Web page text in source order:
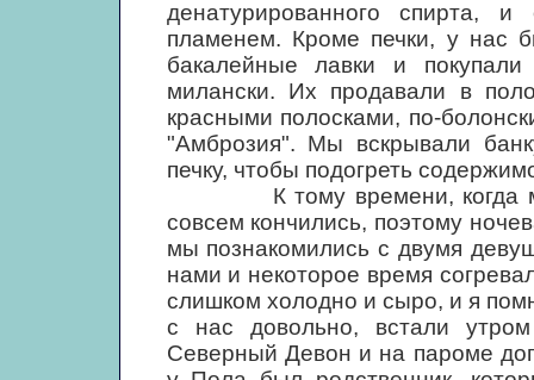
денатурированного спирта,
пламенем. Кроме печки, у нас
бакалейные лавки и
милански. Их продавали в
красными полосками, по-
"Амброзия". Мы вскрывали
печку, чтобы подогреть
К тому времени, когда мы
совсем кончились, поэтому
мы познакомились с двумя
нами и некоторое время
слишком холодно и сыро, и я
с нас довольно, встали
Северный Девон и на пароме